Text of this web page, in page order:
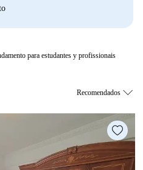
para estudantes y profissionais